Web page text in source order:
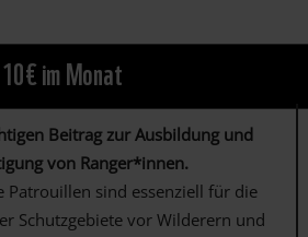
10€ im Monat
Beitrag zur Ausbildung und
von Ranger*innen.
Patrouillen sind essenziell für die
Schutzgebiete vor Wilderern und